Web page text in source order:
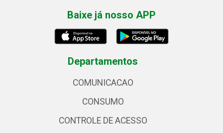
Baixe já nosso APP
Departamentos
COMUNICACAO
CONSUMO
CONTROLE DE ACESSO